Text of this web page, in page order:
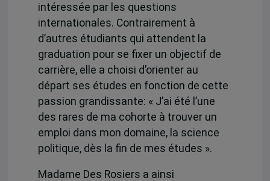
intéressée par les questions
internationales. Contrairement à
d’autres étudiants qui attendent la
graduation pour se fixer un objectif de
carrière, elle a choisi d’orienter au
départ ses études en fonction de cette
passion grandissante: « J’ai été l’une
des rares de ma cohorte à trouver un
emploi dans mon domaine, la science
politique, dès la fin de mes études ».
Madame Des Rosiers a ainsi